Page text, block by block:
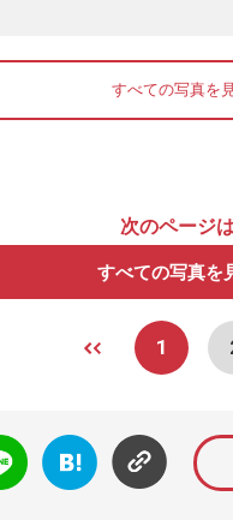
すべての写真を
次のページは
すべての写真を
1
はてな
ブック
マーク